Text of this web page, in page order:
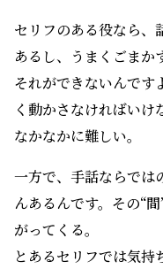
セリフのある役なら、
あるし、うまくごまか
それができないんです
く動かさなければいけ
なかなかに難しい。
一方で、手話ならでは
んあるんです。その“
がってくる。
とあるセリフでは気持